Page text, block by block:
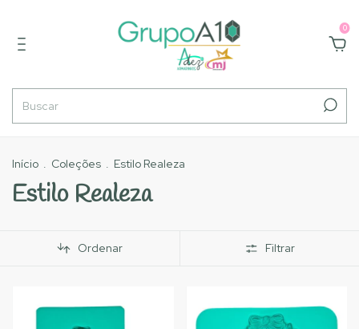
0
Início . Coleções . Estilo Realeza
Estilo Realeza
Ordenar Filtrar